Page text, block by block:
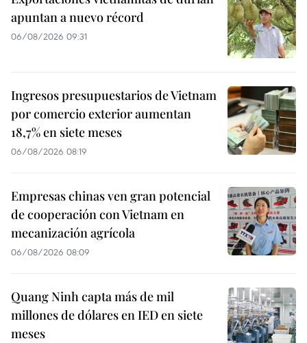
apuntan a nuevo récord
06/08/2026 09:31
Ingresos presupuestarios de Vietnam
por comercio exterior aumentan
18,7% en siete meses
06/08/2026 08:19
Empresas chinas ven gran potencial
de cooperación con Vietnam en
mecanización agrícola
06/08/2026 08:09
Quang Ninh capta más de mil
millones de dólares en IED en siete
meses